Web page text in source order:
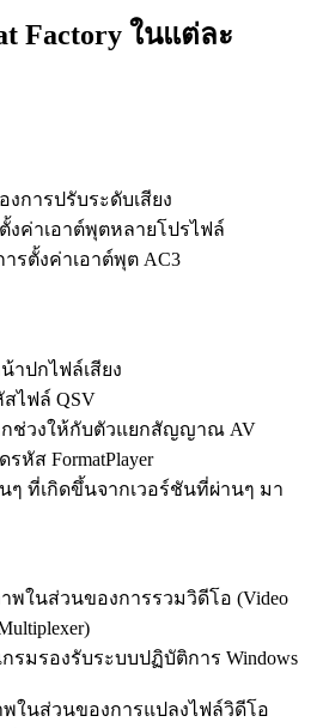
Factory ในแต่ละ
การปรับระดับเสียง
งค่าเอาต์พุตหลายโปรไฟล์
รตั้งค่าเอาต์พุต AC3
าปกไฟล์เสียง
ไฟล์ QSV
กช่วงให้กับตัวแยกสัญญาณ AV
หัส FormatPlayer
ที่เกิดขึ้นจากเวอร์ชันที่ผ่านๆ มา
พในส่วนของการรวมวิดีโอ (Video
รมรองรับระบบปฏิบัติการ Windows
ในส่วนของการแปลงไฟล์วิดีโอ